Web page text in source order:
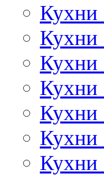
Кухни
Кухни
Кухни
Кухни
Кухни
Кухни
Кухни